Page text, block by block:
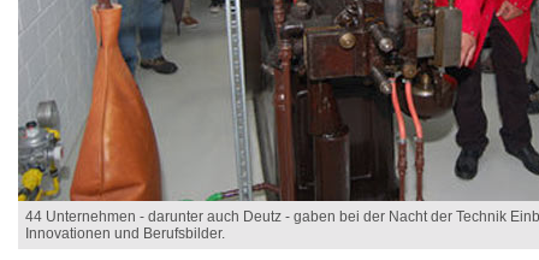
44 Unternehmen - darunter auch Deutz - gaben bei der Nacht der Technik
Innovationen und Berufsbilder.